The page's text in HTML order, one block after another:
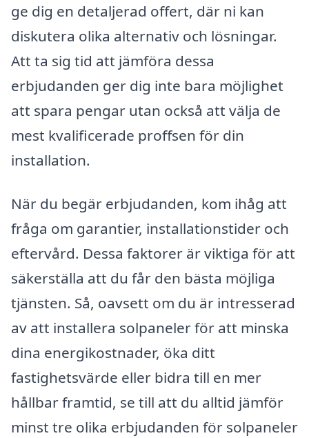
ge dig en detaljerad offert, där ni kan
diskutera olika alternativ och lösningar.
Att ta sig tid att jämföra dessa
erbjudanden ger dig inte bara möjlighet
att spara pengar utan också att välja de
mest kvalificerade proffsen för din
installation.
När du begär erbjudanden, kom ihåg att
fråga om garantier, installationstider och
eftervård. Dessa faktorer är viktiga för att
säkerställa att du får den bästa möjliga
tjänsten. Så, oavsett om du är intresserad
av att installera solpaneler för att minska
dina energikostnader, öka ditt
fastighetsvärde eller bidra till en mer
hållbar framtid, se till att du alltid jämför
minst tre olika erbjudanden för solpaneler